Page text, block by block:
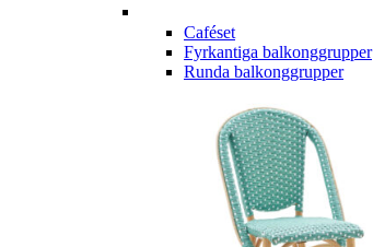
Caféset
Fyrkantiga balkonggrupper
Runda balkonggrupper